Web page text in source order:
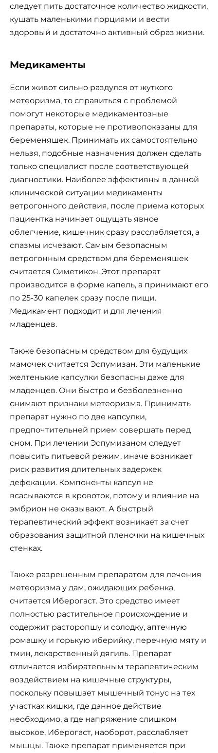
следует пить достаточное количество жидкости,
кушать маленькими порциями и вести
здоровый и достаточно активный образ жизни.
Медикаменты
Если живот сильно раздулся от жуткого
метеоризма, то справиться с проблемой
помогут некоторые медикаментозные
препараты, которые не противопоказаны для
беременяшек. Принимать их самостоятельно
нельзя, подобные назначения должен сделать
только специалист после соответствующей
диагностики. Наиболее эффективны в данной
клинической ситуации медикаменты
ветрогонного действия, после приема которых
пациентка начинает ощущать явное
облегчение, кишечник сразу расслабляется, а
спазмы исчезают. Самым безопасным
ветрогонным средством для беременяшек
считается Симетикон. Этот препарат
производится в форме капель, а принимают его
по 25-30 капелек сразу после пищи.
Медикамент подходит и для лечения
младенцев.
Также безопасным средством для будущих
мамочек считается Эспумизан. Эти маленькие
желтенькие капсулки безопасны даже для
младенцев. Они быстро и безболезненно
снимают признаки метеоризма. Принимать
препарат нужно по две капсулки,
предпочтительней прием совершать перед
сном. При лечении Эспумизаном следует
повысить питьевой режим, иначе возникает
риск развития длительных задержек
дефекации. Компоненты капсул не
всасываются в кровоток, потому и влияние на
эмбрион не оказывают. А быстрый
терапевтический эффект возникает за счет
образования защитной пленочки на кишечных
стенках.
Также разрешенным препаратом для лечения
метеоризма у дам, ожидающих ребенка,
считается Иберогаст. Это средство имеет
полностью растительное происхождение и
содержит расторопшу и солодку, аптечную
ромашку и горькую иберийку, перечную мяту и
тмин, лекарственный дягиль. Препарат
отличается избирательным терапевтическим
воздействием на кишечные структуры,
поскольку повышает мышечный тонус на тех
участках кишки, где данное действие
необходимо, а где напряжение слишком
высокое, Иберогаст, наоборот, расслабляет
мышцы. Также препарат применяется при